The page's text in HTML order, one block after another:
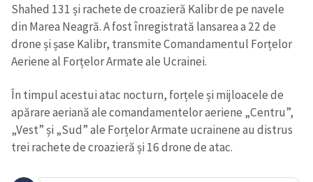
Shahed 131 și rachete de croazieră Kalibr de pe navele
din Marea Neagră. A fost înregistrată lansarea a 22 de
drone și șase Kalibr, transmite Comandamentul Forțelor
Aeriene al Forțelor Armate ale Ucrainei.
În timpul acestui atac nocturn, forțele și mijloacele de
apărare aeriană ale comandamentelor aeriene „Centru”,
„Vest” și „Sud” ale Forțelor Armate ucrainene au distrus
trei rachete de croazieră și 16 drone de atac.